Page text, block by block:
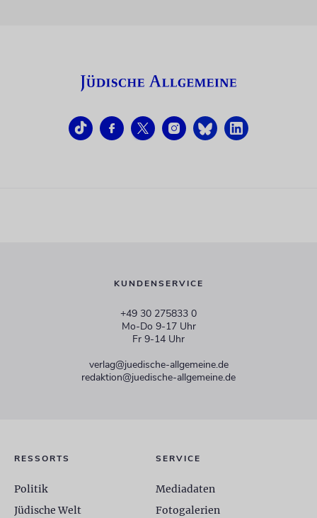
KUNDENSERVICE
+49 30 275833 0
Mo-Do 9-17 Uhr
Fr 9-14 Uhr
verlag@juedische-allgemeine.de
redaktion@juedische-allgemeine.de
RESSORTS
Politik
Jüdische Welt
SERVICE
Mediadaten
Fotogalerien